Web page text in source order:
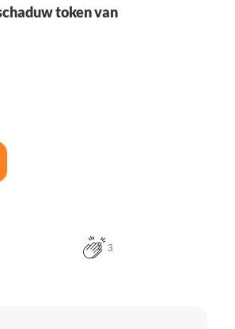
token van
3